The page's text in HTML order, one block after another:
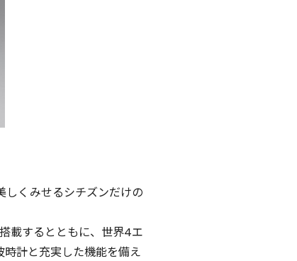
しくみせるシチズンだけの
載するとともに、世界4エ
計と充実した機能を備え